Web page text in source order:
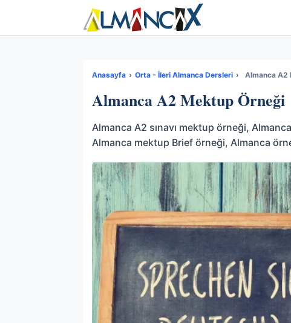
Anasayfa › Orta - İleri Almanca Dersleri › Almanca A2
Almanca A2 Mektup Örneği
Almanca A2 sınavı mektup örneği,
Almanca mektup Brief örneği, Almanca